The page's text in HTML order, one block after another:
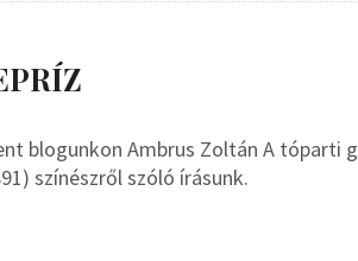
blogunkon Ambrus Zoltán A tóparti
színészről szóló írásunk.